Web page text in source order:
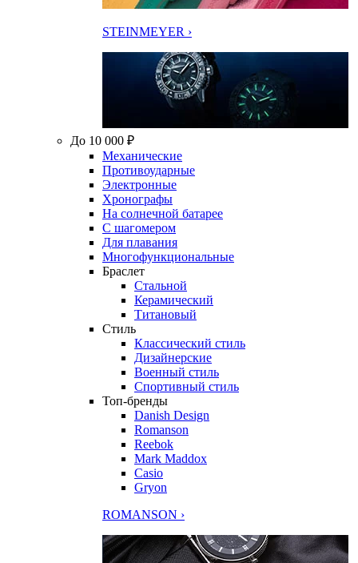
STEINMEYER ›
До 10 000 ₽
Механические
Противоударные
Электронные
Хронографы
На солнечной батарее
С шагомером
Для плавания
Многофункциональные
Браслет
Стальной
Керамический
Титановый
Стиль
Классический стиль
Дизайнерские
Военный стиль
Спортивный стиль
Топ-бренды
Danish Design
Romanson
Reebok
Mark Maddox
Casio
Gryon
ROMANSON ›